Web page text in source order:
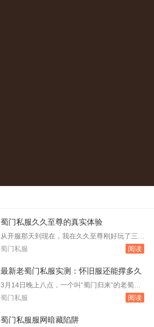
蜀门私服久久至尊的真实体验
从开服那天到现在，我在久久至尊刚好玩了三个
月。账号里那个峨眉角色停在九十三级，装备是
三，镶嵌的石头全是五级。之所以选这个服，是
看，晚上八点成都城摆摊的玩家把路堵得严严实
实，飞剑坐骑的光效几乎盖住了地面。这种热闹
蜀门私服 阅读
最新老蜀门私服实测：怀旧服还能撑多久
3月14日晚上八点，一个叫“蜀门归来”的老蜀门
私服无声无息地开服了。没有官网公告，没有广
一时间挤进去，发现服务器列表里已经排了三百
蜀门私服 阅读
蜀门私服服网暗藏陷阱